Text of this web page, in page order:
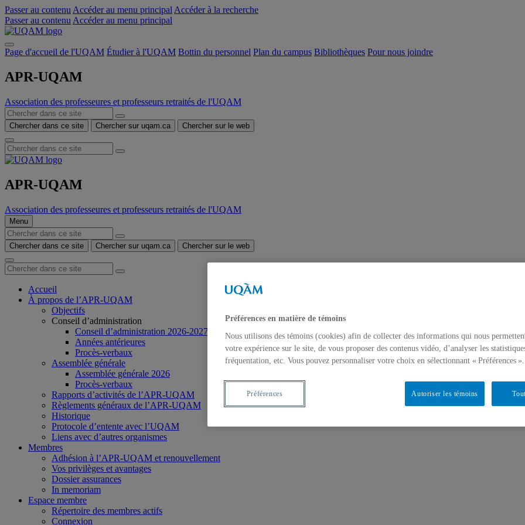
Passer au contenu Accéder au menu principal Accéder à la recherche
Passer au contenu Accéder au menu principal
Page d'accueil de l'UQAM Étudier à l'UQAM Bottin du personnel Plan du campus Bibliothèques Pour nous joindre
APR-UQAM
Association des professeures et professeurs retraités de l'UQAM
Chercher dans ce site Chercher sur uqam.ca Chercher sur le web
APR-UQAM
Association des professeures et professeurs retraités de l'UQAM
Menu
Chercher dans ce site Chercher sur uqam.ca Chercher sur le web
Accueil
À propos de l’APR-UQAM
Objectifs
Conseil d’administration
Conseil d’administration 2026-2027
Années antérieures
Procès-verbaux
Assemblée générale
Assemblée générale 2026
Procès-verbaux
Rapports d’activités de l’APR-UQAM
Règlements généraux de l’APR-UQAM
Historique
Protocole d’entente avec l’UQAM
Liens avec d’autres organismes
Membres
Adhésion à l’APR-UQAM et renouvellement
Vos privilèges et avantages
Dossier assurances
In memoriam
Espace membre
Répertoire des membres actifs
Connexion
Préférences en matière de témoins
Nous utilisons des témoins (cookies) afin de collecter des informations qui nous
votre expérience sur le site, de vous proposer des contenus vidéo, d’analyser les
fréquentation, etc. Vous pouvez personnaliser votre choix en sélectionnant « Préférences ».
Autoriser les témoins
Préférences